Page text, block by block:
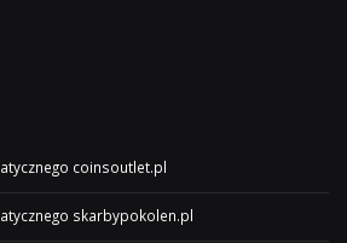
coinsoutlet.pl
skarbypokolen.pl